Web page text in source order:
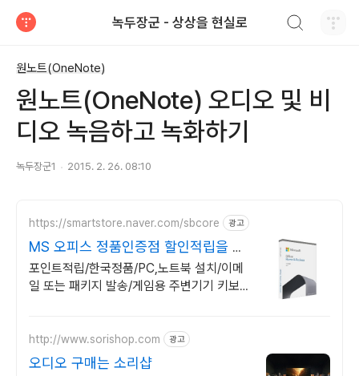
녹두장군 - 상상을 현실로
원노트(OneNote)
원노트(OneNote) 오디오 및 비
디오 녹음하고 녹화하기
녹두장군1 2015. 2. 26. 08:10
https://smartstore.naver.com/sbcore 광고
MS 오피스 정품인증점 할인적립을 확
인하세요!
포인트적립/한국정품/PC,노트북 설치/이메
일 또는 패키지 발송/게임용 주변기기 키보
http://www.sorishop.com 광고
오디오 구매는 소리샵